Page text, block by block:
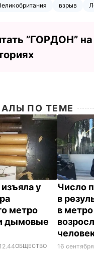
взрыв
”ГОРДОН”
ПО ТЕМЕ
у
метро
дымовые
ОБЩЕСТВО
Число
в
в
16